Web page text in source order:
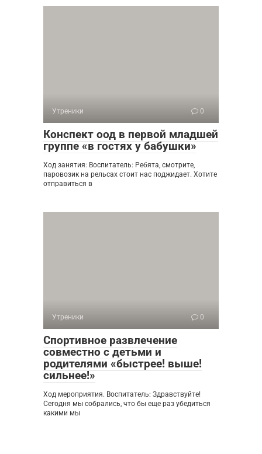
Утреники 0
Конспект оод в первой младшей
группе «в гостях у бабушки»
Ход занятия: Воспитатель: Ребята, смотрите,
паровозик на рельсах стоит нас поджидает. Хотите
отправиться в
Утреники 0
Спортивное развлечение
совместно с детьми и
родителями «быстрее! выше!
сильнее!»
Ход мероприятия. Воспитатель: Здравствуйте!
Сегодня мы собрались, что бы еще раз убедиться
какими мы